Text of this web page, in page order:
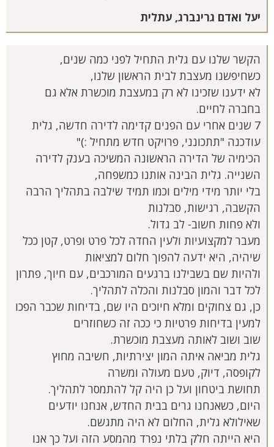
יעל ואדם גרינברג, עתלית
הקשר שלנו עם גלית התחיל לפני כמה שנים,
כשחיפשנו מעצבת לבית הראשון שלנו,
לא ידענו שזכינו לא רק במעצבת מוכשרת אלא גם
בחברה לחיים.
7 שנים אחרי עם הפנים קדימה לדירה חדשה, גלית
עודכנה "תתכונני, פרויקט חדש מתחיל :)"
הכימיה של הדירה הראשונה המשיכה בענק לדירה
השנייה. גלית הבינה אותנו כמשפחה,
בלי יותר מידי מילים וכמו תמיד שילבה בתהליך הרבה
הקשבה, רגישות, סבלנות
ולא פחות חשוב- לב גדול.
מעבר למקצועיות ולעין החדה לכל פרט ופרט, קטן ככל
שיהיה, היא ידעה להפוך חלום למציאות
ולהיות שם בשבילנו ברגעים המורכבים, עם חיוך, פתרון
לכל דבר והמון סבלנות והכלה לתהליך.
כן, גם צחוקים ומלא חיוכים היו שם, בדיחות שכבר הפכו
למעין בדיחות פרטיות כי ככה זה כשחוזרים
שוב ושוב לאותה מעצבת מוכשרת.
גלית מביאה איתה המון יצירתיות, חשיבה מחוץ
לקופסה, דיוק, טעם מעולה ומשרה
תחושת ביטחון ועל כן היה קל להתמסר לתהליך.
היום, כשאנחנו גרים בבית החדש, אנחנו יודעים
שאילולא גלית, החלום לא היה מתגשם.
היא הייתה חלק בלתי נפרד מהמסע הזה ועל כך אנו